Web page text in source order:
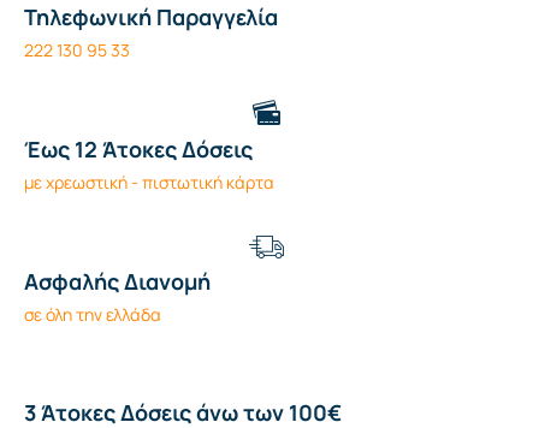
Τηλεφωνική Παραγγελία
222 130 95 33
Έως 12 Άτοκες Δόσεις
με χρεωστική - πιστωτική κάρτα
Ασφαλής Διανομή
σε όλη την ελλάδα
3 Άτοκες Δόσεις άνω των 100€